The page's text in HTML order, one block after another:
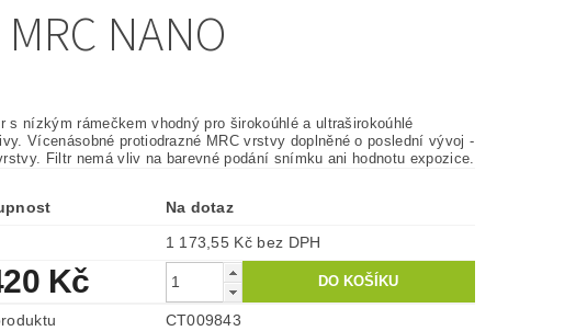
NANO
s nízkým rámečkem vhodný pro širokoúhlé a ultraširokoúhlé
Vícenásobné protiodrazné MRC vrstvy doplněné o poslední vývoj -
Filtr nemá vliv na barevné podání snímku ani hodnotu expozice.
Na dotaz
1 173,55 Kč bez DPH
Kč
CT009843